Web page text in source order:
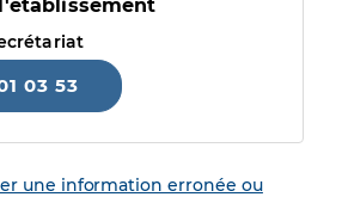
03 53
une information erronée ou